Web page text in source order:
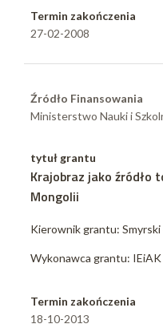
Termin zakończenia
27-02-2008
Źródło Finansowania
Ministerstwo Nauki i
tytuł grantu
Krajobraz jako źródło
Mongolii
Kierownik grantu: Smyrski
Wykonawca grantu:
Termin zakończenia
18-10-2013